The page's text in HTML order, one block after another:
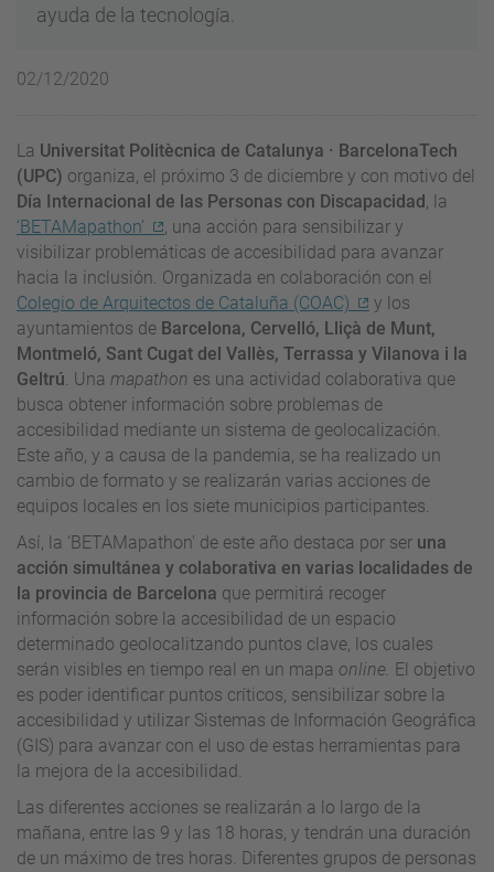
ayuda de la tecnología.
02/12/2020
La Universitat Politècnica de Catalunya · BarcelonaTech
(UPC) organiza, el próximo 3 de diciembre y con motivo del
Día Internacional de las Personas con Discapacidad , la
‘BETAMapathon’
, una acción para sensibilizar y
visibilizar problemáticas de accesibilidad para avanzar
hacia la inclusión. Organizada en colaboración con el
Colegio de Arquitectos de Cataluña (COAC)
y los
ayuntamientos de Barcelona, Cervelló, Lliçà de Munt,
Montmeló, Sant Cugat del Vallès, Terrassa y Vilanova i la
Geltrú. Una mapathon es una actividad colaborativa que
busca obtener información sobre problemas de
accesibilidad mediante un sistema de geolocalización.
Este año, y a causa de la pandemia, se ha realizado un
cambio de formato y se realizarán varias acciones de
equipos locales en los siete municipios participantes.
Así, la ‘BETAMapathon' de este año destaca por ser una
acción simultánea y colaborativa en varias localidades de
la provincia de Barcelona que permitirá recoger
información sobre la accesibilidad de un espacio
determinado geolocalitzando puntos clave, los cuales
serán visibles en tiempo real en un mapa online. El objetivo
es poder identificar puntos críticos, sensibilizar sobre la
accesibilidad y utilizar Sistemas de Información Geográfica
(GIS) para avanzar con el uso de estas herramientas para
la mejora de la accesibilidad.
Las diferentes acciones se realizarán a lo largo de la
mañana, entre las 9 y las 18 horas, y tendrán una duración
de un máximo de tres horas. Diferentes grupos de personas